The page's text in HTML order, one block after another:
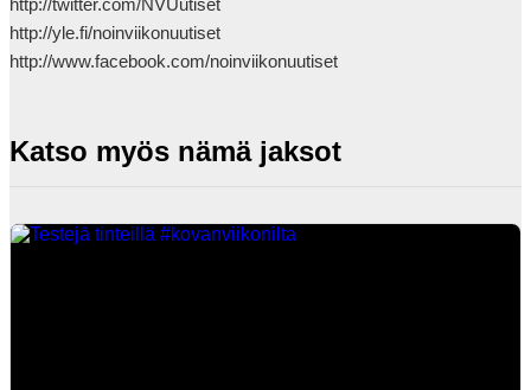
http://twitter.com/NVUutiset
http://yle.fi/noinviikonuutiset
http://www.facebook.com/noinviikonuutiset
Katso myös nämä jaksot